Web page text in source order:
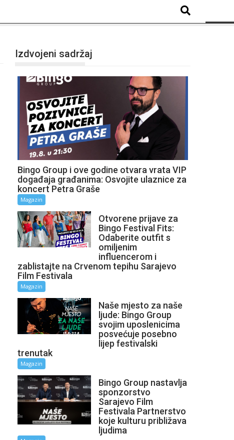
Izdvojeni sadržaj
Bingo Group i ove godine otvara vrata VIP
događaja građanima: Osvojite ulaznice za
koncert Petra Graše
Magazin
Otvorene prijave za
Bingo Festival Fits:
Odaberite outfit s
omiljenim
influencerom i
zablistajte na Crvenom tepihu Sarajevo
Film Festivala
Magazin
Naše mjesto za naše
ljude: Bingo Group
svojim uposlenicima
posvećuje posebno
lijep festivalski
trenutak
Magazin
Bingo Group nastavlja
sponzorstvo
Sarajevo Film
Festivala Partnerstvo
koje kulturu približava
ljudima